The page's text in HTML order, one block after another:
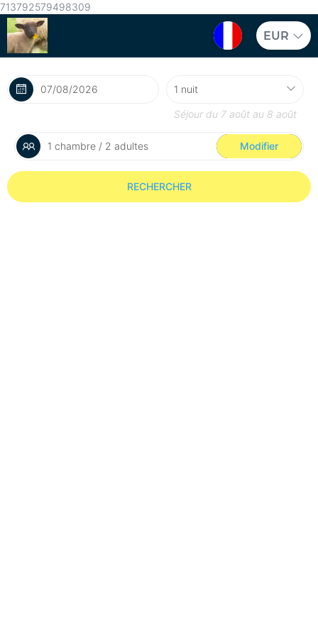
713792579498309
EUR
Séjour du 7 août au 8 août
1 chambre / 2 adultes Modifier